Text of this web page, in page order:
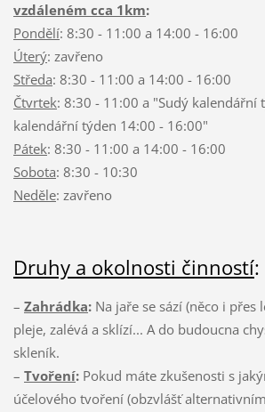
vzdáleném cca 1km:
Pondělí: 8:30 - 11:00 a 14:00 - 16:00
Úterý: zavřeno
Středa: 8:30 - 11:00 a 14:00 - 16:00
Čtvrtek: 8:30 - 11:00 a "Sudý kalendářní
kalendářní týden 14:00 - 16:00"
Pátek: 8:30 - 11:00 a 14:00 - 16:00
Sobota: 8:30 - 10:30
Neděle: zavřeno
Druhy a okolnosti činností:
– Zahrádka:Na jaře se sází (něco i přes
pleje, zalévá a sklízí... A do budoucna
skleník.
– Tvoření:Pokud máte zkušenosti s
účelového tvoření (obzvlášť